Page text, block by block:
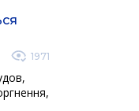
1971